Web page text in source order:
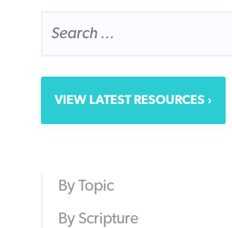
FOR:
VIEW LATEST RESOURCES
By Topic
By Scripture